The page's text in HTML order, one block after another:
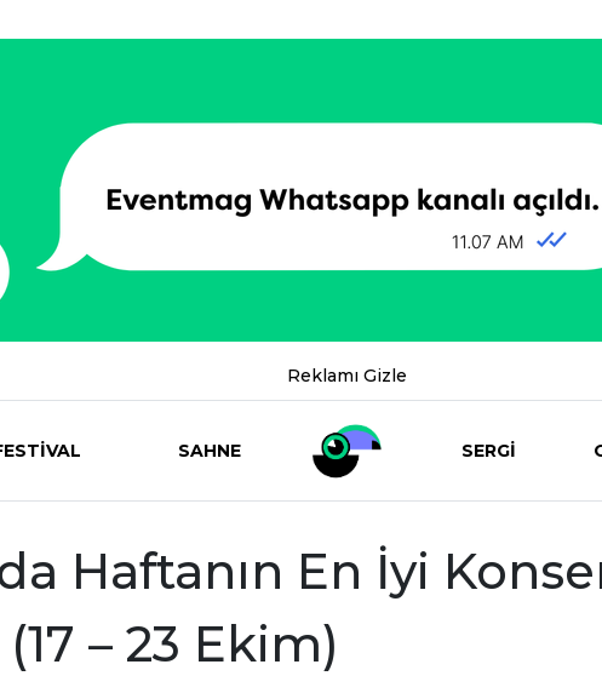
Reklamı Gizle
SAHNE SERGİ
Haftanın En İyi
– 23 Ekim)